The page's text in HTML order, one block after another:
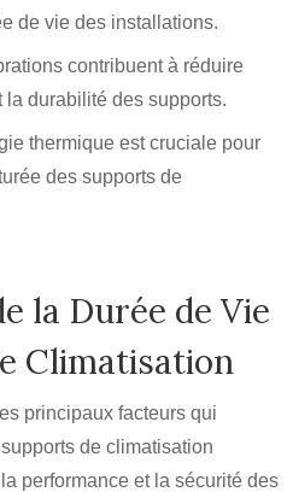
de vie des installations.
contribuent à réduire
la durabilité des supports.
thermique est cruciale pour
des supports de
la Durée de Vie
Climatisation
principaux facteurs qui
de climatisation
performance et la sécurité des